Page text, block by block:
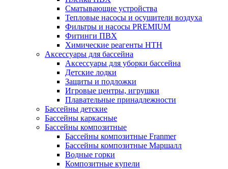
Сматывающие устройства
Тепловые насосы и осушители воздуха
Фильтры и насосы PREMIUM
Фитинги ПВХ
Химические реагенты HTH
Аксессуары для бассейна
Аксессуары для уборки бассейна
Детские лодки
Защиты и подложки
Игровые центры, игрушки
Плавательные принадлежности
Бассейны детские
Бассейны каркасные
Бассейны композитные
Бассейны композитные Franmer
Бассейны композитные Маршалл
Водные горки
Композитные купели